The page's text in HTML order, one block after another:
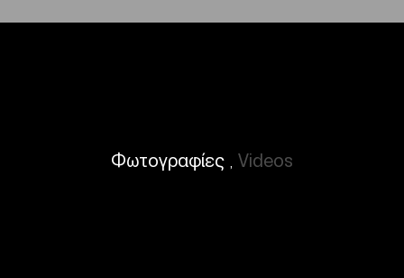
Φωτογραφίες Videos